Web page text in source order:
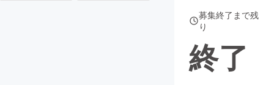
募集終了まで残
り
終了